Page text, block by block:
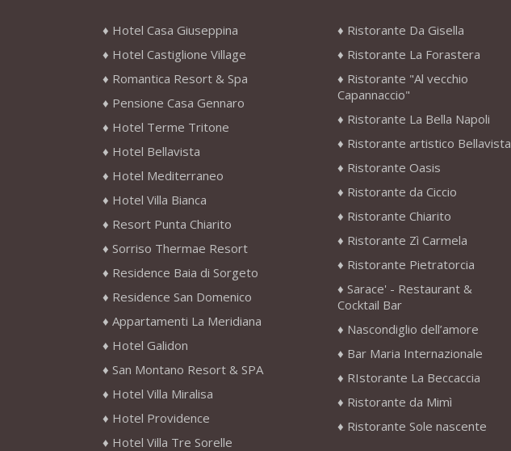
Hotel Casa Giuseppina
Hotel Castiglione Village
Romantica Resort & Spa
Pensione Casa Gennaro
Hotel Terme Tritone
Hotel Bellavista
Hotel Mediterraneo
Hotel Villa Bianca
Resort Punta Chiarito
Sorriso Thermae Resort
Residence Baia di Sorgeto
Residence San Domenico
Appartamenti La Meridiana
Hotel Galidon
San Montano Resort & SPA
Hotel Villa Miralisa
Hotel Providence
Hotel Villa Tre Sorelle
Ristorante Da Gisella
Ristorante La Forastera
Ristorante "Al vecchio
Capannaccio"
Ristorante La Bella Napoli
Ristorante artistico Bellavista
Ristorante Oasis
Ristorante da Ciccio
Ristorante Chiarito
Ristorante Zì Carmela
Ristorante Pietratorcia
Sarace' - Restaurant &
Cocktail Bar
Nascondiglio dell’amore
Bar Maria Internazionale
RIstorante La Beccaccia
Ristorante da Mimì
Ristorante Sole nascente